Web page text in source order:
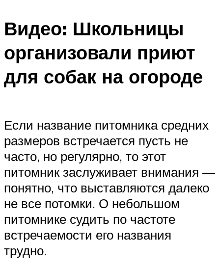
Видео: Школьницы
организовали приют
для собак на огороде
Если название питомника средних
размеров встречается пусть не
часто, но регулярно, то этот
питомник заслуживает внимания —
понятно, что выставляются далеко
не все потомки. О небольшом
питомнике судить по частоте
встречаемости его названия
трудно.